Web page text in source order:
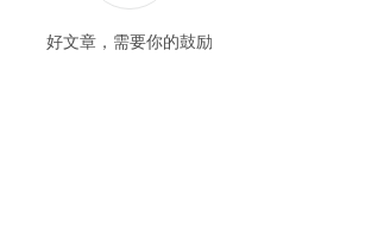
好文章，需要你的鼓励